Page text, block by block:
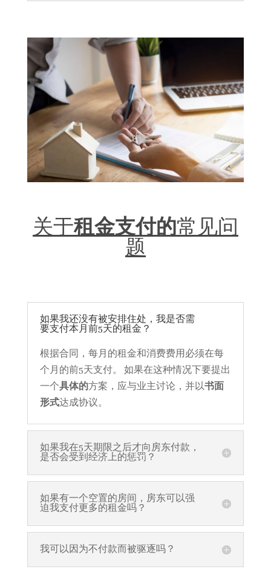
关于租金支付的常见问
题
如果我还没有被安排住处，我是否需
要支付本月前5天的租金？
根据合同，每月的租金和消费费用必须在每
个月的前5天支付。 如果在这种情况下要提出
一个具体的方案，应与业主讨论，并以书面
形式达成协议。
如果我在5天期限之后才向房东付款，
是否会受到经济上的惩罚？
如果有一个空置的房间，房东可以强
迫我支付更多的租金吗？
我可以因为不付款而被驱逐吗？